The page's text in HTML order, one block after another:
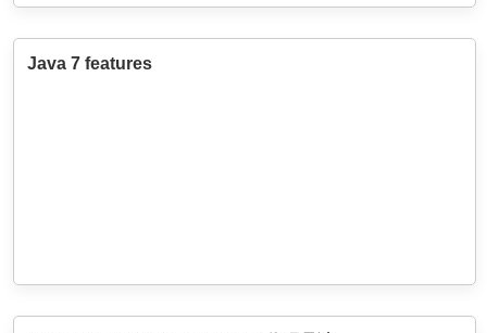
Java 7 features